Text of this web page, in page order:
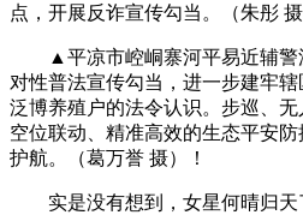
点，开展反诈宣传勾当。（朱彤 摄
▲平凉市崆峒寨河平易近辅警
对性普法宣传勾当，进一步建牢
泛博养殖户的法令认识。步巡、无
空位联动、精准高效的生态平安
护航。（葛万誉 摄）！
实是没有想到，女星何晴归天